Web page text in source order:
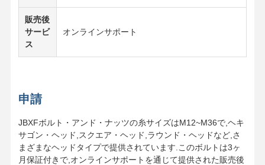
販売後
サービ
ス
オンラインサポート
申請
JBXFボルト・アンド・ナッツの糸サイズはM12~M36で,ヘキ
サゴン・ヘッド,スクエア・ヘッド,ラウンド・ヘッドなど,さ
まざまなヘッドタイプで提供されています.このボルトは3ヶ
月保証付きで,オンラインサポートを通じて提供された販売後